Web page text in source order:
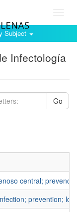
Subject
Infectología
Go
central;
prevention;